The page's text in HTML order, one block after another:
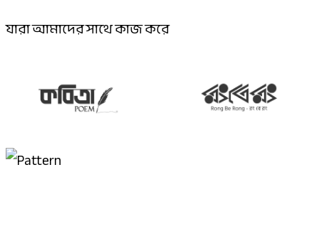
যারা আমাদের সাথে কাজ করে